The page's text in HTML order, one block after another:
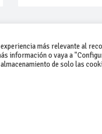
generales
más relevante al
información o vaya a
de solo las